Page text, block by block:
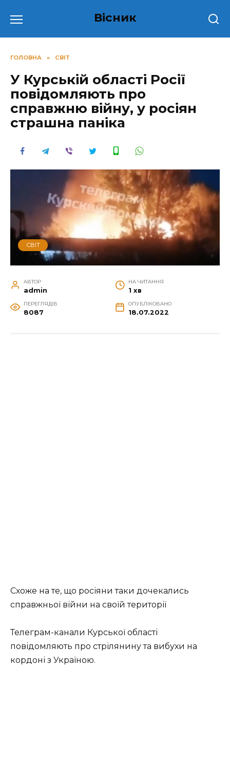
до
Вісник
ГОЛОВНА » СВІТ
У Курській області Росії
повідомляють про
справжню війну, у росіян
страшна паніка
СВІТ
АВТОР
admin
НА ЧИТАННЯ
1 хв
ПЕРЕГЛЯДІВ
8087
ОПУБЛІКОВАНО
18.07.2022
Схоже на те, що росіяни таки дочекались
справжньої війни на своїй території
Телеграм-канали Курської області
повідомляють про стрілянину та вибухи на
кордоні з Україною.